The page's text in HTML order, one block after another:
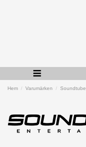
Hem Varumärken Soundtube